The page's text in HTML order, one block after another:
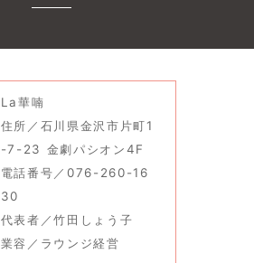
La華喃
住所／石川県金沢市片町1
-7-23 金劇パシオン4F
電話番号／076-260-16
30
代表者／竹田しょう子
業容／ラウンジ経営